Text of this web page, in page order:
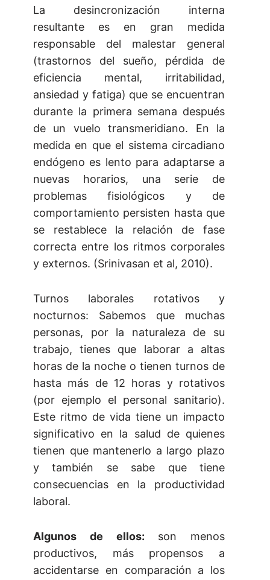
La desincronización interna
resultante es en gran medida
responsable del malestar general
(trastornos del sueño, pérdida de
eficiencia mental, irritabilidad,
ansiedad y fatiga) que se encuentran
durante la primera semana después
de un vuelo transmeridiano. En la
medida en que el sistema circadiano
endógeno es lento para adaptarse a
nuevas horarios, una serie de
problemas fisiológicos y de
comportamiento persisten hasta que
se restablece la relación de fase
correcta entre los ritmos corporales
y externos. (Srinivasan et al, 2010).
Turnos laborales rotativos y
nocturnos: Sabemos que muchas
personas, por la naturaleza de su
trabajo, tienes que laborar a altas
horas de la noche o tienen turnos de
hasta más de 12 horas y rotativos
(por ejemplo el personal sanitario).
Este ritmo de vida tiene un impacto
significativo en la salud de quienes
tienen que mantenerlo a largo plazo
y también se sabe que tiene
consecuencias en la productividad
laboral.
Algunos de ellos: son menos
productivos, más propensos a
accidentarse en comparación a los